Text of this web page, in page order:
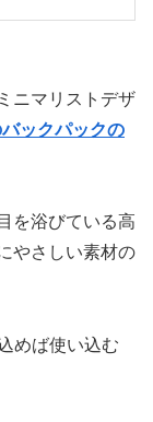
ニマリストデザ
ックパックの
を浴びている高
やさしい素材の
めば使い込む